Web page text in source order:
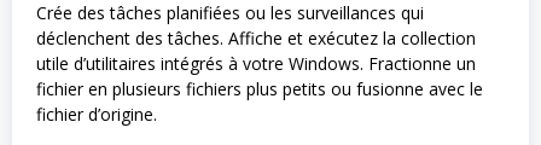
Crée des tâches planifiées ou les surveillances qui
déclenchent des tâches. Affiche et exécutez la collection
utile d’utilitaires intégrés à votre Windows. Fractionne un
fichier en plusieurs fichiers plus petits ou fusionne avec le
fichier d’origine.